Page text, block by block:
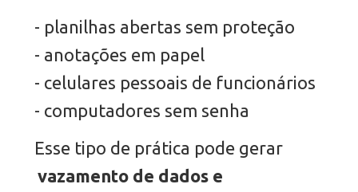
- planilhas abertas sem proteção
- anotações em papel
- celulares pessoais de funcionários
- computadores sem senha
Esse tipo de prática pode gerar
vazamento de dados e